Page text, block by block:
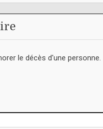
le décès d'une personne.